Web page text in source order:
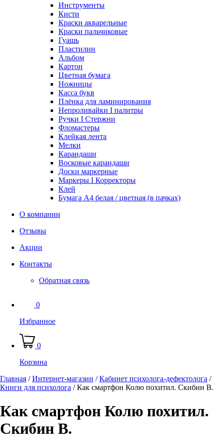
Инструменты
Кисти
Краски акварельные
Краски пальчиковые
Гуашь
Пластилин
Альбом
Картон
Цветная бумага
Ножницы
Касса букв
Плёнка для ламинирования
Непроливайки I палитры
Ручки I Стержни
Фломастеры
Клейкая лента
Мелки
Карандаши
Восковые карандаши
Доски маркерные
Маркеры I Корректоры
Клей
Бумага А4 белая / цветная (в пачках)
О компании
Отзывы
Акции
Контакты
Обратная связь
0
Избранное
0
Корзина
Главная /Интернет-магазин /Кабинет психолога-дефектолога /
Книги для психолога /Как смартфон Колю похитил. Скибин В.
Как смартфон Колю похитил.
Скибин В.